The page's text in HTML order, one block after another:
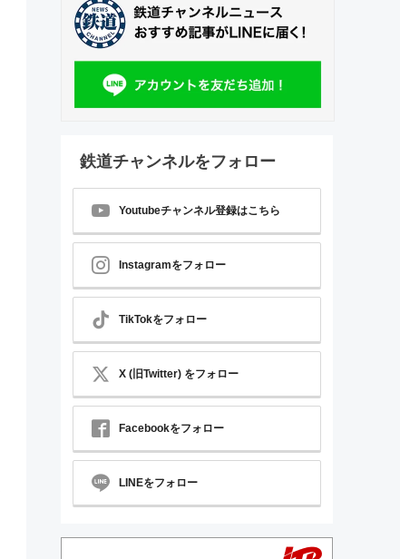
鉄道チャンネルをフォロー
Youtubeチャンネル登録はこちら
Instagramをフォロー
TikTokをフォロー
X (旧Twitter) をフォロー
Facebookをフォロー
LINEをフォロー